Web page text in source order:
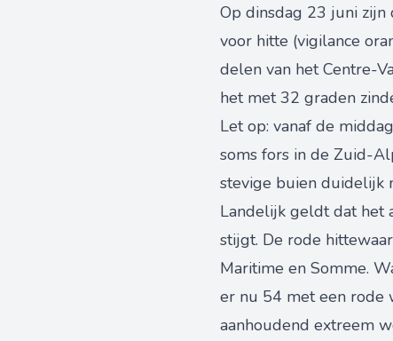
Op dinsdag 23 juni
voor hitte (vigilance
delen van het Centre-
het met 32 graden
Let op: vanaf de
soms fors in de Zuid-
stevige buien duidelijk
Landelijk geldt dat het
stijgt. De rode
Maritime en Somme.
er nu 54 met een rode
aanhoudend extreem